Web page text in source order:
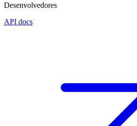
Desenvolvedores
API docs